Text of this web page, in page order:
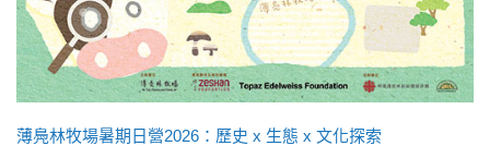
薄鳧林牧場暑期日營2026：歷史 x 生態 x 文化探索